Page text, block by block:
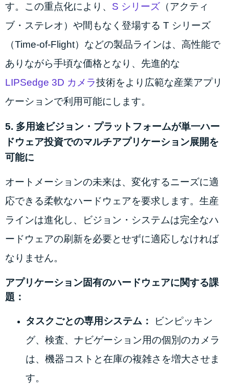
す。この重点化により、 S シリーズ （アクティ
ブ・ステレオ）や間もなく登場する T シリーズ
（Time-of-Flight）などの製品ラインは、高性能で
ありながら手頃な価格となり、先進的な
LIPSedge 3D カメラ技術をより広範な産業アプリ
ケーションで利用可能にします。
5. 多用途ビジョン・プラットフォームが単一ハー
ドウェア投資でのマルチアプリケーション展開を
可能に
オートメーションの未来は、変化するニーズに適
応できる柔軟なハードウェアを要求します。生産
ラインは進化し、ビジョン・システムは完全なハ
ードウェアの刷新を必要とせずに適応しなければ
なりません。
アプリケーション固有のハードウェアに関する課
題：
タスクごとの専用システム：
ビンピッキン
グ、検査、ナビゲーション用の個別のカメラ
は、機器コストと在庫の複雑さを増大させま
す。